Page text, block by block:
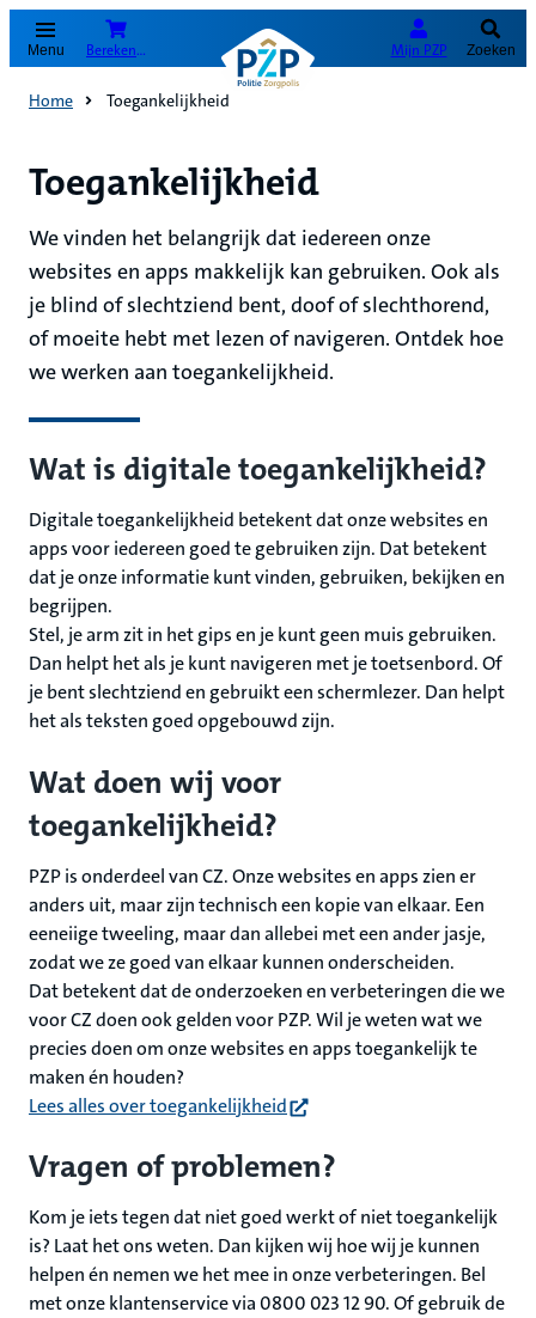
Menu Bereken je premie Mijn PZP Zoeken
Home Toegankelijkheid
Toegankelijkheid
We vinden het belangrijk dat iedereen onze
websites en apps makkelijk kan gebruiken. Ook als
je blind of slechtziend bent, doof of slechthorend,
of moeite hebt met lezen of navigeren. Ontdek hoe
we werken aan toegankelijkheid.
Wat is digitale toegankelijkheid?
Digitale toegankelijkheid betekent dat onze websites en
apps voor iedereen goed te gebruiken zijn. Dat betekent
dat je onze informatie kunt vinden, gebruiken, bekijken en
begrijpen.
Stel, je arm zit in het gips en je kunt geen muis gebruiken.
Dan helpt het als je kunt navigeren met je toetsenbord. Of
je bent slechtziend en gebruikt een schermlezer. Dan helpt
het als teksten goed opgebouwd zijn.
Wat doen wij voor
toegankelijkheid?
PZP is onderdeel van CZ. Onze websites en apps zien er
anders uit, maar zijn technisch een kopie van elkaar. Een
eeneiige tweeling, maar dan allebei met een ander jasje,
zodat we ze goed van elkaar kunnen onderscheiden.
Dat betekent dat de onderzoeken en verbeteringen die we
voor CZ doen ook gelden voor PZP. Wil je weten wat we
precies doen om onze websites en apps toegankelijk te
maken én houden?
Lees alles over toegankelijkheid(opent in nieuw tabblad)
Vragen of problemen?
Kom je iets tegen dat niet goed werkt of niet toegankelijk
is? Laat het ons weten. Dan kijken wij hoe wij je kunnen
helpen én nemen we het mee in onze verbeteringen. Bel
met onze klantenservice via 0800 023 12 90. Of gebruik de